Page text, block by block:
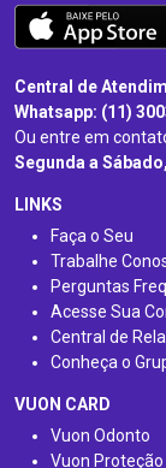
Central de
Whatsapp: (11)
Ou entre em
Segunda a
LINKS
Faça o Seu
Trabalhe
Perguntas
Acesse Sua
Central de
Conheça o
VUON CARD
Vuon Odonto
Vuon